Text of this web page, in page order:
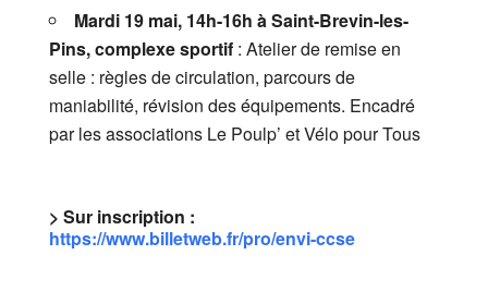
Mardi 19 mai, 14h-16h à Saint-Brevin-les-
Pins, complexe sportif : Atelier de remise en
selle : règles de circulation, parcours de
maniabilité, révision des équipements. Encadré
par les associations Le Poulp’ et Vélo pour Tous
> Sur inscription :
https://www.billetweb.fr/pro/envi-ccse